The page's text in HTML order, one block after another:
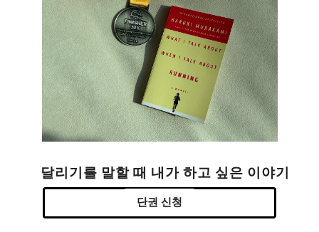
달리기를 말할 때 내가 하고 싶은 이야기
단권 신청